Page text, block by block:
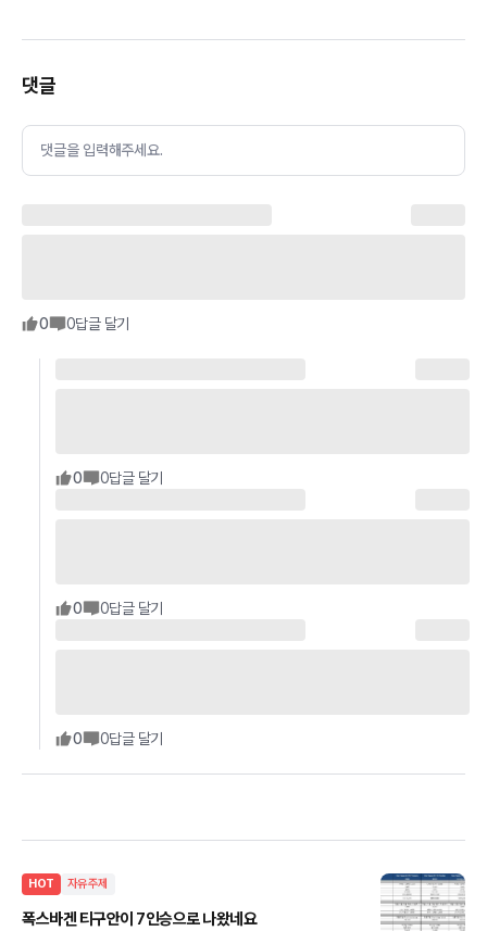
댓글
댓글을 입력해주세요.
0 0답글 달기
0 0답글 달기
0 0답글 달기
0 0답글 달기
HOT 자유주제
폭스바겐 티구안이 7인승으로 나왔네요